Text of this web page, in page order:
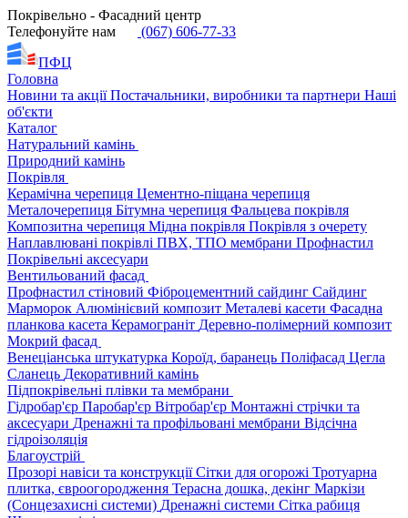
Покрівельно - Фасадний центр
Телефонуйте нам
(067) 606-77-33
ПФЦ
Головна
Новини та акціїПостачальники, виробники та партнери Наші
об'єкти
Каталог
Натуральний камінь
Природний камінь
Покрівля
Керамічна черепиця Цементно-піщана черепиця
Металочерепиця Бітумна черепиця Фальцева покрівля
Композитна черепиця Мідна покрівля Покрівля з очерету
Наплавлювані покрівлі ПВХ, ТПО мембрани Профнастил
Покрівельні аксесуари
Вентильований фасад
Профнастил стіновий Фіброцементний сайдинг Сайдинг
Марморок Алюмінієвий композит Металеві касети Фасадна
планкова касета Керамограніт Деревно-полімерний композит
Мокрий фасад
Венеціанська штукатурка Короїд, баранець Поліфасад Цегла
Сланець Декоративний камінь
Підпокрівельні плівки та мембрани
Гідробар'єр Паробар'єр Вітробар'єр Монтажні стрічки та
аксесуари Дренажні та профільовані мембрани Відсічна
гідроізоляція
Благоустрій
Прозорі навіси та конструкціїСітки для огорожі Тротуарна
плитка, євроогородження Терасна дошка, декінг Маркізи
(Сонцезахисні системи) Дренажні системи Сітка рабиця